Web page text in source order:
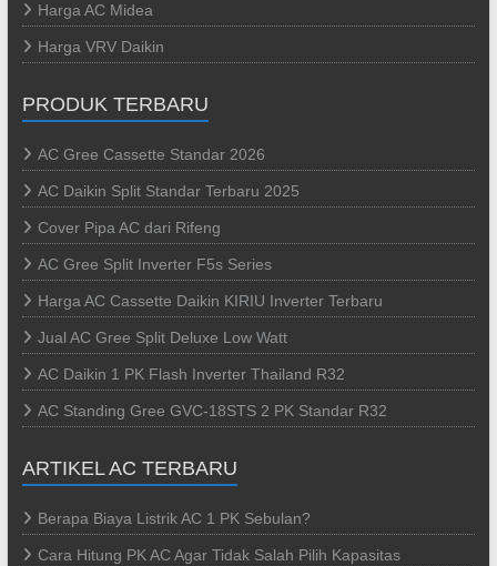
Harga AC Midea
Harga VRV Daikin
PRODUK TERBARU
AC Gree Cassette Standar 2026
AC Daikin Split Standar Terbaru 2025
Cover Pipa AC dari Rifeng
AC Gree Split Inverter F5s Series
Harga AC Cassette Daikin KIRIU Inverter Terbaru
Jual AC Gree Split Deluxe Low Watt
AC Daikin 1 PK Flash Inverter Thailand R32
AC Standing Gree GVC-18STS 2 PK Standar R32
ARTIKEL AC TERBARU
Berapa Biaya Listrik AC 1 PK Sebulan?
Cara Hitung PK AC Agar Tidak Salah Pilih Kapasitas